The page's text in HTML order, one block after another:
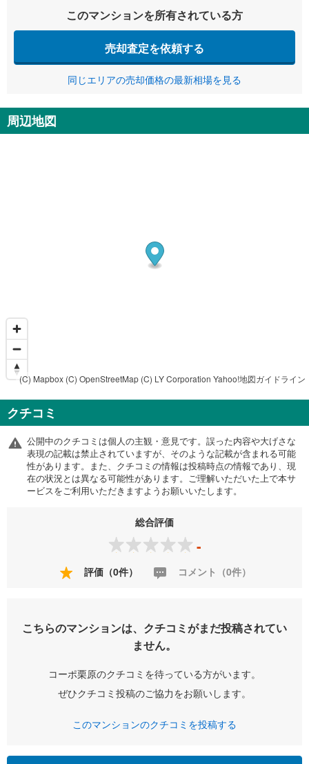
このマンションを所有されている方
売却査定を依頼する
同じエリアの売却価格の最新相場を見る
周辺地図
(C) Mapbox (C) OpenStreetMap (C) LY Corporation Yahoo!地図ガイドライン
クチコミ
公開中のクチコミは個人の主観・意見です。誤った内容や大げさな
表現の記載は禁止されていますが、そのような記載が含まれる可能
性があります。また、クチコミの情報は投稿時点の情報であり、現
在の状況とは異なる可能性があります。ご理解いただいた上で本サ
ービスをご利用いただきますようお願いいたします。
総合評価
-
評価（0件） コメント（0件）
こちらのマンションは、クチコミがまだ投稿されてい
ません。
コーポ栗原のクチコミを待っている方がいます。
ぜひクチコミ投稿のご協力をお願いします。
このマンションのクチコミを投稿する